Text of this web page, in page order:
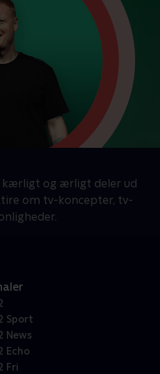
kærligt og ærligt deler ud
om tv-koncepter, tv-
Sport
News
Echo
Fri